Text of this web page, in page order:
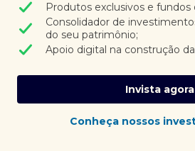
Produtos exclusivos e fundos
Consolidador de
do seu patrimônio;
Apoio digital na construção
Invista agora
Conheça nossos